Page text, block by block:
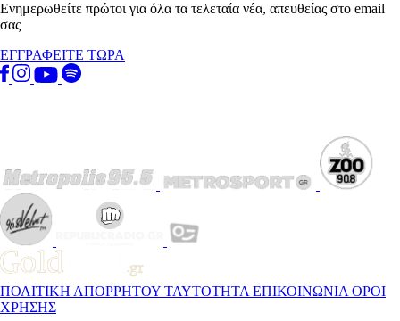
Ενημερωθείτε πρώτοι για όλα τα τελεταία νέα, απευθείας στο email
σας
ΕΓΓΡΑΦΕΙΤΕ ΤΩΡΑ
ΠΟΛΙΤΙΚΗ ΑΠΟΡΡΗΤΟΥ ΤΑΥΤΟΤΗΤΑ ΕΠΙΚΟΙΝΩΝΙΑ ΟΡΟΙ
ΧΡΗΣΗΣ